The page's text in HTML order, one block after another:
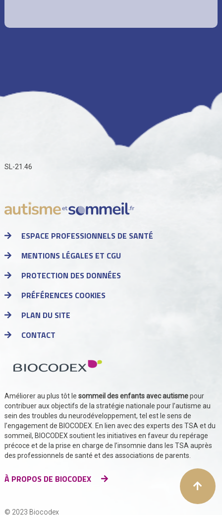
SL-21.46
Améliorer au plus tôt le sommeil des enfants avec autismepour
contribuer aux objectifs de la stratégie nationale pour l’autisme au
sein des troubles du neurodéveloppement, tel est le sens de
l’engagement de BIOCODEX. En lien avec des experts des TSA et du
sommeil, BIOCODEX soutient les initiatives en faveur du repérage
précoce et de la prise en charge de l’insomnie dans les TSA auprès
des professionnels de santé et des associations de parents.
À PROPOS DE BIOCODEX
© 2023 Biocodex
ESPACE PROFESSIONNELS DE SANTÉ
MENTIONS LÉGALES ET CGU
PROTECTION DES DONNÉES
PRÉFÉRENCES COOKIES
PLAN DU SITE
CONTACT